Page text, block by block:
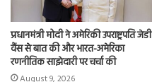
प्रधानमंत्री मोदी ने अमेरिकी उपराष्ट्रपति जेडी
वैंस से बात की और भारत-अमेरिका
रणनीतिक साझेदारी पर चर्चा की
August 9, 2026